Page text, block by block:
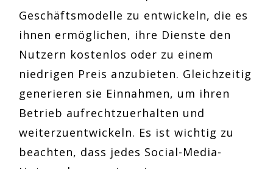
Geschäftsmodelle zu entwickeln, die es
ihnen ermöglichen, ihre Dienste den
Nutzern kostenlos oder zu einem
niedrigen Preis anzubieten. Gleichzeitig
generieren sie Einnahmen, um ihren
Betrieb aufrechtzuerhalten und
weiterzuentwickeln. Es ist wichtig zu
beachten, dass jedes Social-Media-